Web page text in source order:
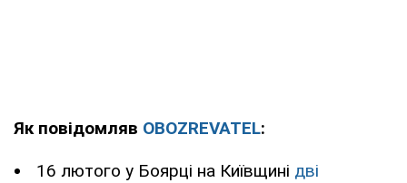
Як повідомляв OBOZREVATEL:
16 лютого у Боярці на Київщині дві